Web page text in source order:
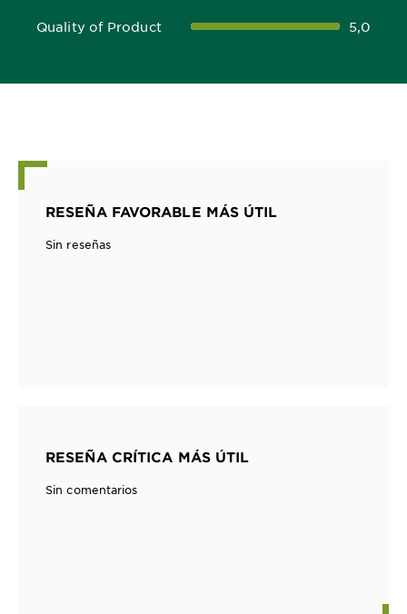
Quality of Product
5,0 out of 5 stars 5,0
RESEÑA FAVORABLE MÁS ÚTIL
Sin reseñas
RESEÑA CRÍTICA MÁS ÚTIL
Sin comentarios